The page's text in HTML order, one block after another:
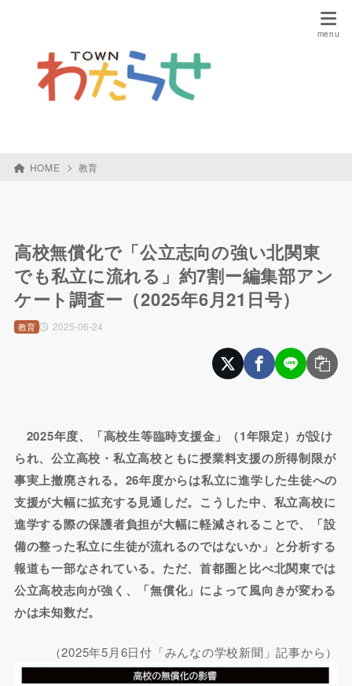
HOME 教育
高校無償化で「公立志向の強い北関東
でも私立に流れる」約7割ー編集部アン
ケート調査ー（2025年6月21日号）
2025-06-24
教育
2025年度、「高校生等臨時支援金」（1年限定）が設け
られ、公立高校・私立高校ともに授業料支援の所得制限が
事実上撤廃される。26年度からは私立に進学した生徒への
支援が大幅に拡充する見通しだ。こうした中、私立高校に
進学する際の保護者負担が大幅に軽減されることで、「設
備の整った私立に生徒が流れるのではないか」と分析する
報道も一部なされている。ただ、首都圏と比べ北関東では
公立高校志向が強く、「無償化」によって風向きが変わる
かは未知数だ。
（2025年5月6日付「みんなの学校新聞」記事から）